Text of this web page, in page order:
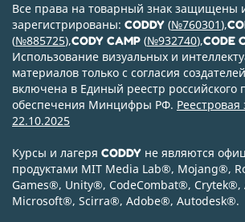
Все права на товарный знак защищены
зарегистрированы: CODDY (№760301),
(№885725),CODY CAMP (№932740),CODE
Использование визуальных и
материалов только с согласия
включена в Единый реестр российского
обеспечения Минцифры РФ.
22.10.2025
Курсы и лагеря CODDY не являются
продуктами MIT Media Lab®, Mojang®,
Games®, Unity®, CodeСombat®, Crytek®,
Microsoft®, Scirra®, Adobe®, Autodesk®.